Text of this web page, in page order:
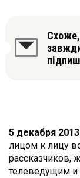
5 декабря
лицом к лицу
рассказчиков,
телеведущим и